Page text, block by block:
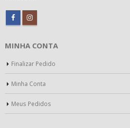
MINHA CONTA
Finalizar Pedido
Minha Conta
Meus Pedidos